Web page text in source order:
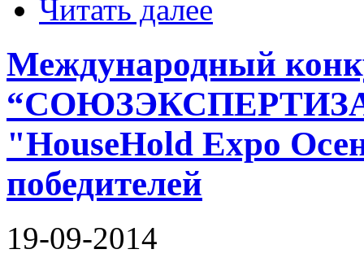
Читать далее
Международный
"HouseHold Expo
победителей
19-09-2014